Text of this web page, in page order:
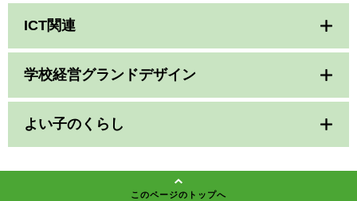
ICT関連
学校経営グランドデザイン
よい子のくらし
このページのトップへ